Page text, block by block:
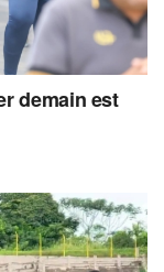
demain est